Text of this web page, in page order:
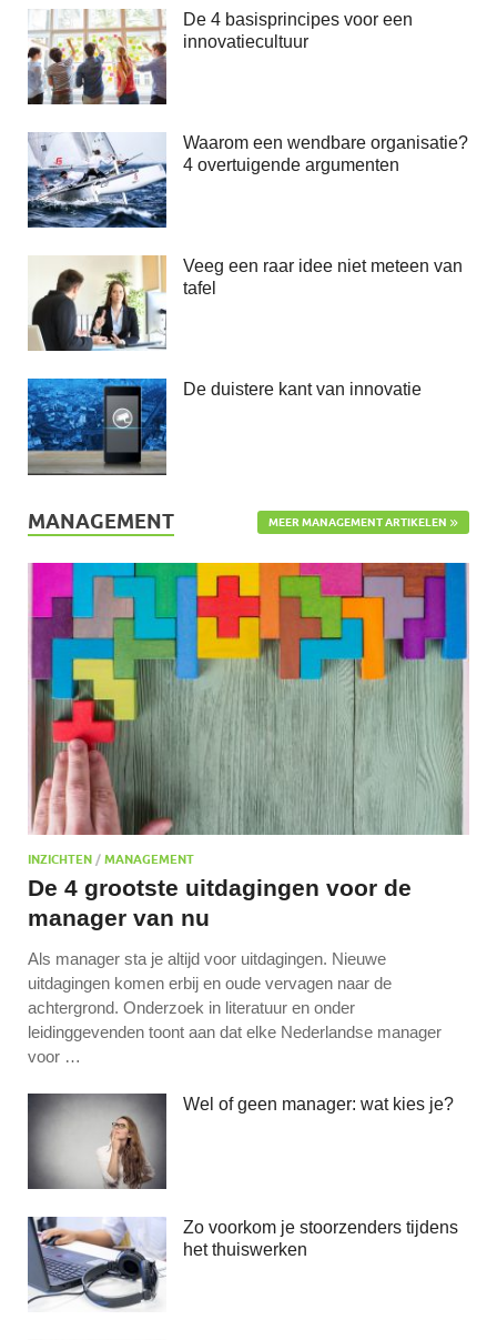
De 4 basisprincipes voor een
innovatiecultuur
Waarom een wendbare organisatie?
4 overtuigende argumenten
Veeg een raar idee niet meteen van
tafel
De duistere kant van innovatie
MANAGEMENT MEER MANAGEMENT ARTIKELEN
INZICHTEN / MANAGEMENT
De 4 grootste uitdagingen voor de
manager van nu
Als manager sta je altijd voor uitdagingen. Nieuwe
uitdagingen komen erbij en oude vervagen naar de
achtergrond. Onderzoek in literatuur en onder
leidinggevenden toont aan dat elke Nederlandse manager
voor …
Wel of geen manager: wat kies je?
Zo voorkom je stoorzenders tijdens
het thuiswerken